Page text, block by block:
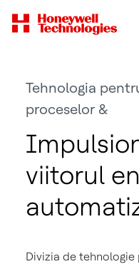
Tehnologia
proceselor &
viitorul
Divizia de